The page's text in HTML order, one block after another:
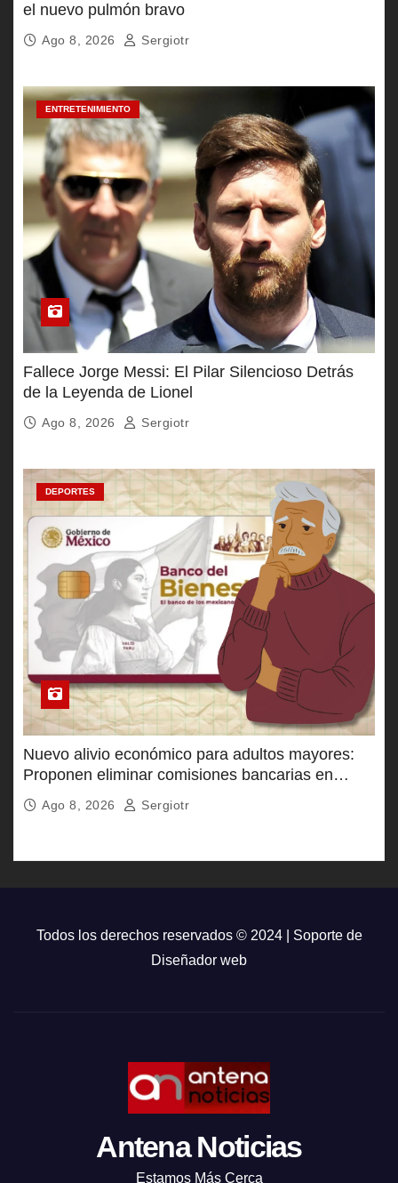
el nuevo pulmón bravo
Ago 8, 2026 Sergiotr
ENTRETENIMIENTO
Fallece Jorge Messi: El Pilar Silencioso Detrás
de la Leyenda de Lionel
Ago 8, 2026 Sergiotr
DEPORTES
Nuevo alivio económico para adultos mayores:
Proponen eliminar comisiones bancarias en
Pensión Bienestar
Ago 8, 2026 Sergiotr
Todos los derechos reservados © 2024 | Soporte de
Diseñador web
Antena Noticias
Estamos Más Cerca